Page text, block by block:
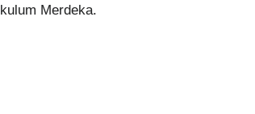
Merdeka.